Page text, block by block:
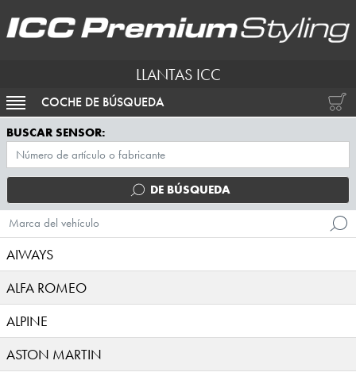
LLANTAS ICC
ACTIVAR NAVEGACIÓN
COCHE DE BÚSQUEDA
BUSCAR SENSOR:
DE BÚSQUEDA
Marca del vehículo
AIWAYS
ALFA ROMEO
ALPINE
ASTON MARTIN